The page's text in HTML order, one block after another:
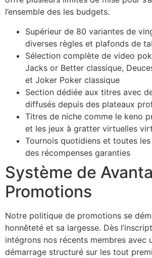
l’ensemble des les budgets.
Supérieur de 80 variantes de
diverses règles et plafonds de
Sélection complète de video
Jacks or Better classique,
et Joker Poker classique
Section dédiée aux titres avec
diffusés depuis des plateaux
Titres de niche comme le keno
et les jeux à gratter virtuelles
Tournois quotidiens et toutes les
des récompenses garanties
Système de
Promotions
Notre politique de promotions se
honnêteté et sa largesse. Dès
intégrons nos récents membres avec
démarrage structuré sur les tout